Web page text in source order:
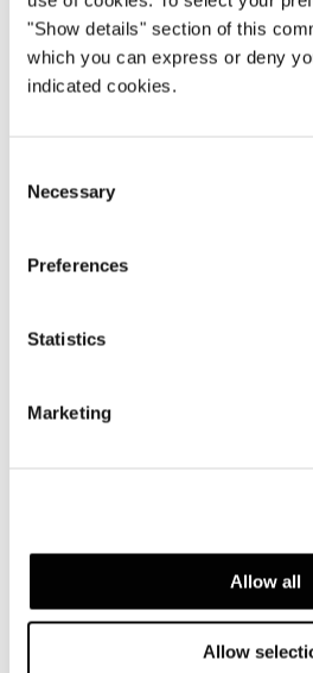
"Show details" section of this
which you can express or deny
indicated cookies.
Selection
Necessary
Preferences
Statistics
Marketing
Allow all
Allow
DUVET - CANAPÉ CM 308